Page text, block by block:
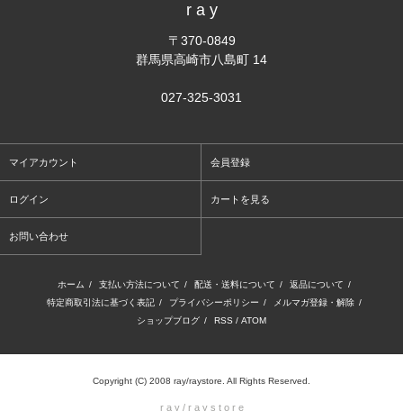
r a y
〒370-0849
群馬県高崎市八島町 14
027-325-3031
マイアカウント 会員登録
ログイン カートを見る
お問い合わせ
ホーム / 支払い方法について / 配送・送料について / 返品について /
特定商取引法に基づく表記 / プライバシーポリシー / メルマガ登録・解除 /
ショップブログ / RSS / ATOM
Copyright (C) 2008 ray/raystore. All Rights Reserved.
r a y / r a y s t o r e